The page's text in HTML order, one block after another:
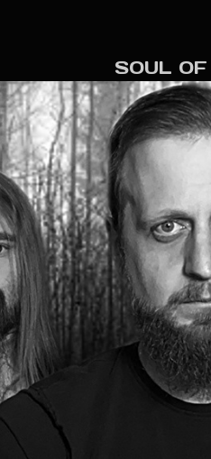
SOUL